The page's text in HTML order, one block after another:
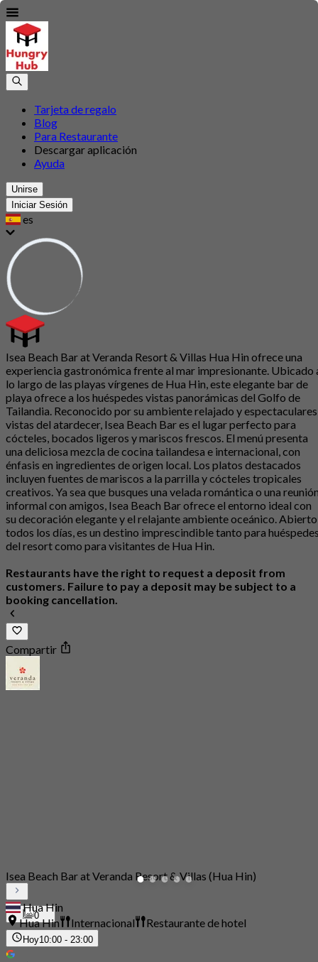
Tarjeta de regalo
Blog
Para Restaurante
Descargar aplicación
Ayuda
Unirse
Iniciar Sesión
es
Isea Beach Bar at Veranda Resort & Villas Hua Hin ofrece una
experiencia gastronómica frente al mar impresionante. Ubicado
lo largo de las playas vírgenes de Hua Hin, este elegante bar de
playa ofrece a los huéspedes vistas panorámicas del Golfo de
Tailandia. Reconocido por su ambiente relajado y espectaculares
vistas del atardecer, Isea Beach Bar es el lugar perfecto para
cócteles, bocados ligeros y mariscos frescos. El menú presenta
una deliciosa mezcla de cocina tailandesa e internacional, con
énfasis en ingredientes de origen local. Los platos destacados
incluyen fuentes de mariscos a la parrilla y cócteles tropicales
creativos. Ya sea que busques una velada romántica o una
informal con amigos, Isea Beach Bar ofrece el entorno ideal con
su decoración elegante y el relajante ambiente oceánico. Abierto
todos los días, es un destino imprescindible tanto para
del resort como para visitantes de Hua Hin.
Restaurants have the right to request a deposit from
customers. Failure to pay a deposit may be subject to a
booking cancellation.
Compartir
0
Isea Beach Bar at Veranda Resort & Villas (Hua Hin)
Hua Hin
Hua Hin
Internacional Restaurante de hotel
Hoy10:00 - 23:00